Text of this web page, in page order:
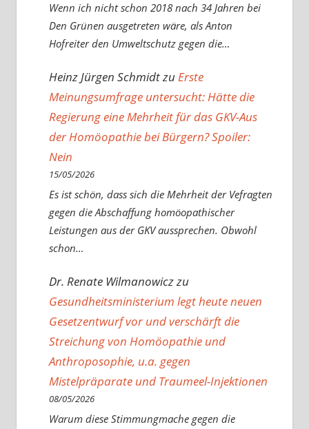
Wenn ich nicht schon 2018 nach 34 Jahren bei
Den Grünen ausgetreten wäre, als Anton
Hofreiter den Umweltschutz gegen die…
Heinz Jürgen SchmidtzuErste
Meinungsumfrage untersucht: Hätte die
Regierung eine Mehrheit für das GKV-Aus
der Homöopathie bei Bürgern? Spoiler:
Nein
15/05/2026
Es ist schön, dass sich die Mehrheit der Vefragten
gegen die Abschaffung homöopathischer
Leistungen aus der GKV aussprechen. Obwohl
schon…
Dr. Renate Wilmanowiczzu
Gesundheitsministerium legt heute neuen
Gesetzentwurf vor und verschärft die
Streichung von Homöopathie und
Anthroposophie, u.a. gegen
Mistelpräparate und Traumeel-Injektionen
08/05/2026
Warum diese Stimmungmache gegen die